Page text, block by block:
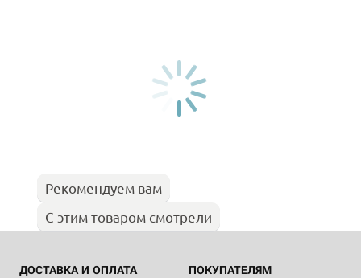
Рекомендуем вам
С этим товаром смотрели
ДОСТАВКА И ОПЛАТА ПОКУПАТЕЛЯМ